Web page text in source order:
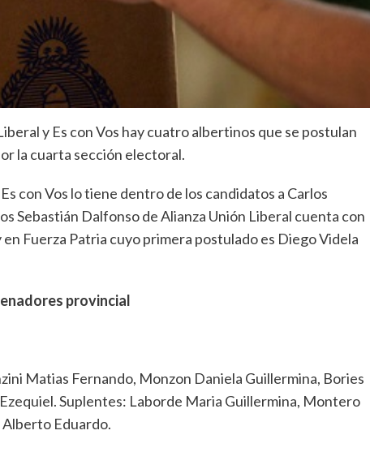
y Es con Vos hay cuatro albertinos que se postulan
la cuarta sección electoral.
con Vos lo tiene dentro de los candidatos a Carlos
Sebastián Dalfonso de Alianza Unión Liberal cuenta con
Fuerza Patria cuyo primera postulado es Diego Videla
provincial
Matias Fernando, Monzon Daniela Guillermina, Bories
Suplentes: Laborde Maria Guillermina, Montero
Alberto Eduardo.